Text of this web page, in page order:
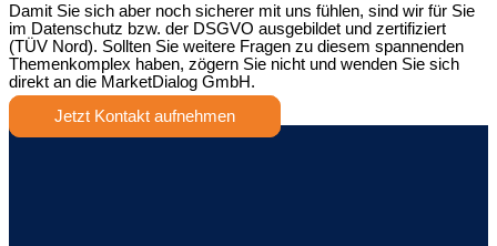
Damit Sie sich aber noch sicherer mit uns fühlen, sind wir für Sie
im Datenschutz bzw. der DSGVO ausgebildet und zertifiziert
(TÜV Nord). Sollten Sie weitere Fragen zu diesem spannenden
Themenkomplex haben, zögern Sie nicht und wenden Sie sich
direkt an die MarketDialog GmbH.
Jetzt Kontakt aufnehmen